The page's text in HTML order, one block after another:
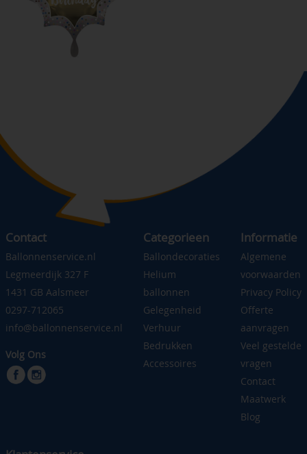
Contact
Ballonnenservice.nl
Legmeerdijk 327 F
1431 GB Aalsmeer
0297-712065
info@ballonnenservice.nl
Volg Ons
Categorieen
Ballondecoraties
Helium
ballonnen
Gelegenheid
Verhuur
Bedrukken
Accessoires
Informatie
Algemene
voorwaarden
Privacy Policy
Offerte
aanvragen
Veel gestelde
vragen
Contact
Maatwerk
Blog